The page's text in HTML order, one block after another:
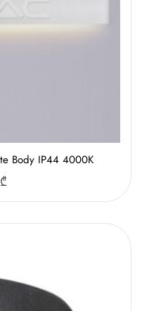
Body IP44 4000K
₾